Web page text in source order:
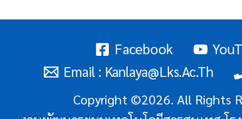
Facebook
Email : Kanlaya@lks.ac.th
Copyright ©2026. All Rights